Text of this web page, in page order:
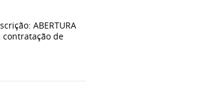
ABERTURA
contratação de